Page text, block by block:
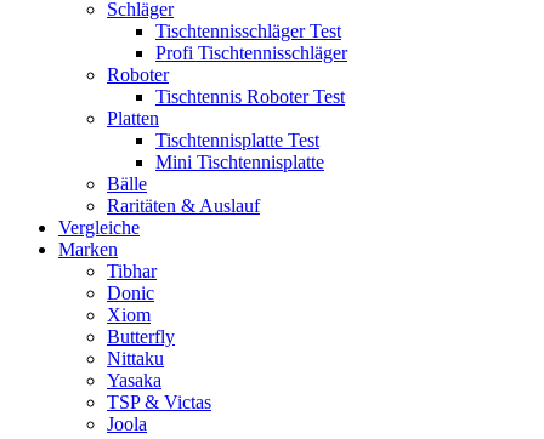
Schläger
Tischtennisschläger Test
Profi Tischtennisschläger
Roboter
Tischtennis Roboter Test
Platten
Tischtennisplatte Test
Mini Tischtennisplatte
Bälle
Raritäten & Auslauf
Vergleiche
Marken
Tibhar
Donic
Xiom
Butterfly
Nittaku
Yasaka
TSP & Victas
Joola